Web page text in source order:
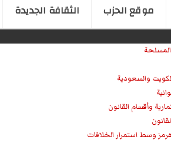
موقع الحزب الثقافة الجدیدة
المسلحة
والسعودية
وأقسام القانون
وسط استمرار الخلافات